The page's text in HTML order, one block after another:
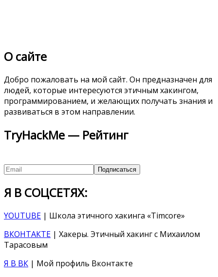
О сайте
Добро пожаловать на мой сайт. Он предназначен для
людей, которые интересуются этичным хакингом,
программированием, и желающих получать знания и
развиваться в этом направлении.
TryHackMe — Рейтинг
Я В СОЦСЕТЯХ:
YOUTUBE | Школа этичного хакинга «Timcore»
ВКОНТАКТЕ | Хакеры. Этичный хакинг с Михаилом
Тарасовым
Я В ВК | Мой профиль Вконтакте